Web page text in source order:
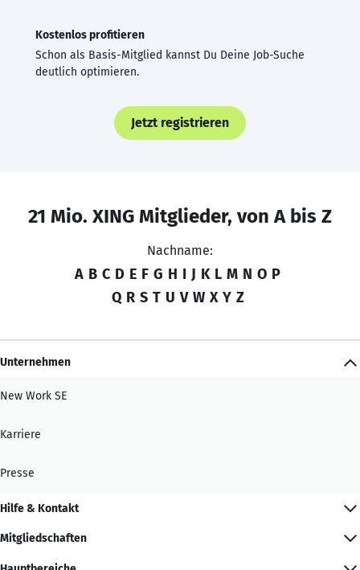
Kostenlos profitieren
Schon als Basis-Mitglied kannst Du Deine Job-Suche
deutlich optimieren.
Jetzt registrieren
21 Mio. XING Mitglieder, von A bis Z
Nachname:
A B C D E F G H I J K L M N O P
Q R S T U V W X Y Z
Unternehmen
New Work SE
Karriere
Presse
Hilfe & Kontakt
Mitgliedschaften